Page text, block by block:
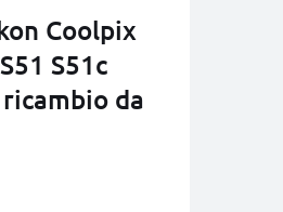
Coolpix
S51c
ricambio da